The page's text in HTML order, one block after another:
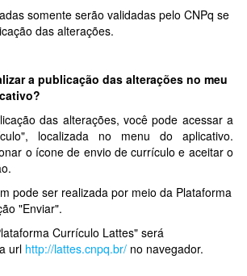
somente serão validadas pelo CNPq se
das alterações.
a publicação das alterações no meu
das alterações, você pode acessar a
localizada no menu do aplicativo.
o ícone de envio de currículo e aceitar o
pode ser realizada por meio da Plataforma
"Enviar".
Currículo Lattes" será
url http://lattes.cnpq.br/ no navegador.